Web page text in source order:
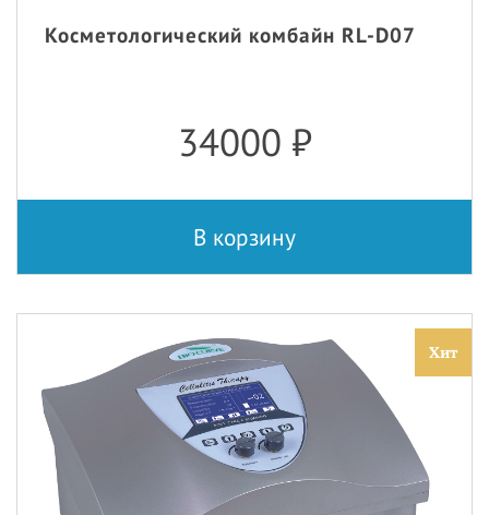
Косметологический комбайн RL-D07
34000 ₽
В корзину
Хит